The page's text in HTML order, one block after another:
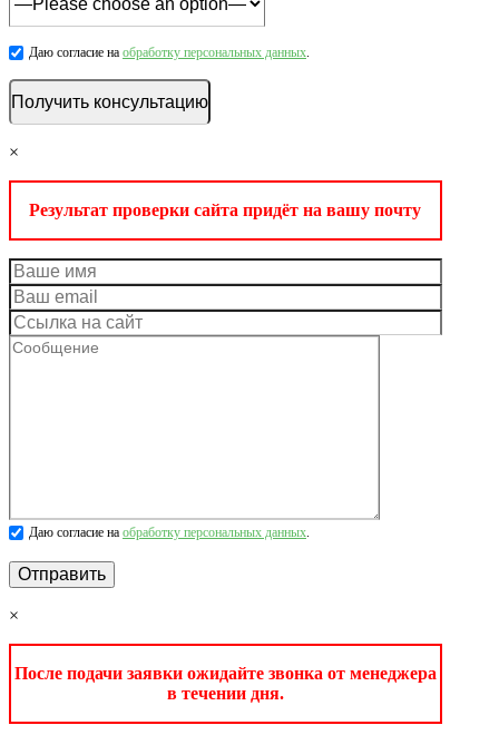
Даю согласие на обработку персональных данных.
×
Результат проверки сайта придёт на вашу почту
Даю согласие на обработку персональных данных.
×
После подачи заявки ожидайте звонка от менеджера
в течении дня.